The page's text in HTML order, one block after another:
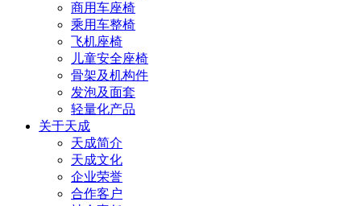
商用车座椅
乘用车整椅
飞机座椅
儿童安全座椅
骨架及机构件
发泡及面套
轻量化产品
关于天成
天成简介
天成文化
企业荣誉
合作客户